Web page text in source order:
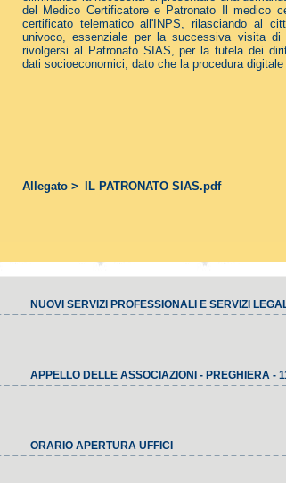
del Medico Certificatore e Patronato Il medico
certificato telematico all'INPS, rilasciando al
univoco, essenziale per la successiva visita di
rivolgersi al Patronato SIAS, per la tutela dei
dati socioeconomici, dato che la procedura
Allegato > IL PATRONATO SIAS.pdf
NUOVI SERVIZI PROFESSIONALI E SERVIZI
APPELLO DELLE ASSOCIAZIONI - PREGHIERA -
ORARIO APERTURA UFFICI